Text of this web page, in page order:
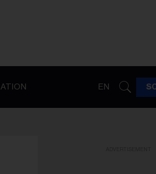
EN